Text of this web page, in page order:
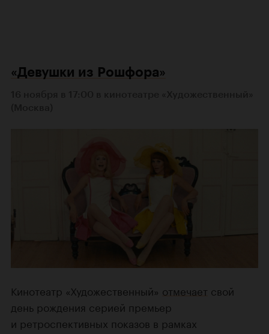
«Девушки из Рошфора»
Кинотеатр «Художественный» отмечает свой
день рождения серией премьер
и ретроспективных показов в рамках